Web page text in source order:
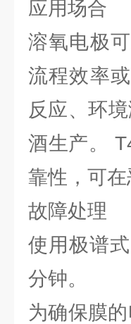
应用场合
溶氧电极
流程效率
反应、环
酒生产。
靠性，可
故障处理
使用极谱
分钟。
为确保膜